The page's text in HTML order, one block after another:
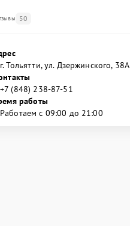
50
г. Тольятти, ул. Дзержинского, 38А
+7 (848) 238-87-51
работы
Работаем с 09:00 до 21:00